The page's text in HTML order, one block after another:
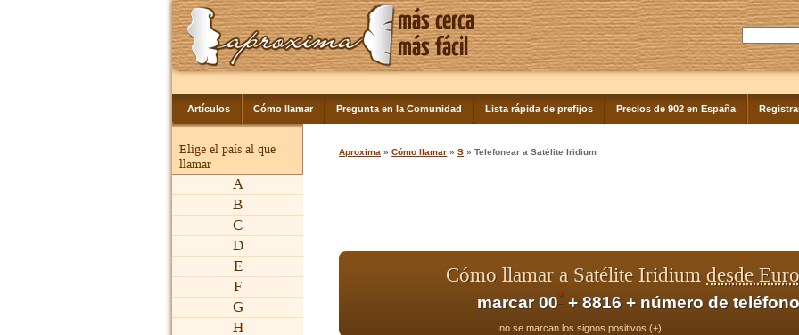
Artículos Cómo llamar Pregunta en la Comunidad Lista rápida de prefijos Precios de 902 en España
Elige el país al que
llamar
A
B
C
D
E
F
G
H
Aproxima »Cómo llamar »S » Telefonear a Satélite Iridium
Cómo llamar a Satélite Iridiumdesde
marcar 00*+ 8816 + número de teléfono
no se marcan los signos positivos (+)